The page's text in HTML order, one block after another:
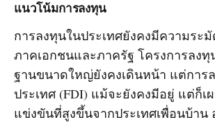
แนวโน้มการลงทุน
การลงทุนในประเทศยังคงมีความระ
ภาคเอกชนและภาครัฐ โครงการลงทุ
ฐานขนาดใหญ่ยังคงเดินหน้า แต่การ
ประเทศ (FDI) แม้จะยังคงมีอยู่ แต่ก็เ
แข่งขันที่สูงขึ้นจากประเทศเพื่อนบ้าน